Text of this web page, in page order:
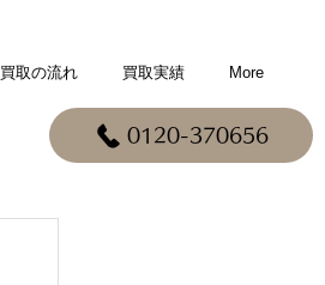
0120-370656
買取の流れ 買取実績 More